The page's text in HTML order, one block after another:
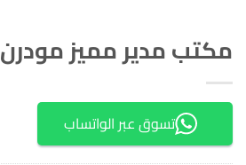
مكتب مدير مميز مودرن
تسوق عبر الواتساب